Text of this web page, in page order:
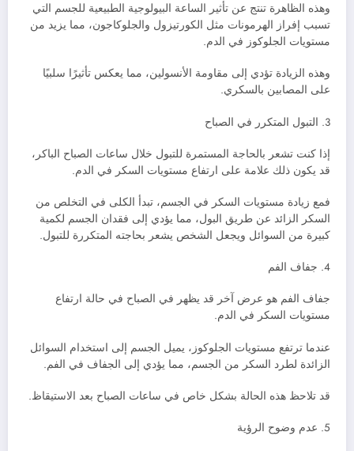
وهذه الظاهرة تنتج عن تأثير الساعة البيولوجية الطبيعية للجسم التي
تسبب إفراز الهرمونات مثل الكورتيزول والجلوكاجون، مما يزيد من
مستويات الجلوكوز في الدم.
وهذه الزيادة تؤدي إلى مقاومة الأنسولين، مما يعكس تأثيرًا سلبيًا
على المصابين بالسكري.
3. التبول المتكرر في الصباح
إذا كنت تشعر بالحاجة المستمرة للتبول خلال ساعات الصباح الباكر،
قد يكون ذلك علامة على ارتفاع مستويات السكر في الدم.
فمع زيادة مستويات السكر في الجسم، تبدأ الكلى في التخلص من
السكر الزائد عن طريق البول، مما يؤدي إلى فقدان الجسم لكمية
كبيرة من السوائل ويجعل الشخص يشعر بحاجته المتكررة للتبول.
4. جفاف الفم
جفاف الفم هو عرض آخر قد يظهر في الصباح في حالة ارتفاع
مستويات السكر في الدم.
عندما ترتفع مستويات الجلوكوز، يميل الجسم إلى استخدام السوائل
الزائدة لطرد السكر من الجسم، مما يؤدي إلى الجفاف في الفم.
قد تلاحظ هذه الحالة بشكل خاص في ساعات الصباح بعد الاستيقاظ.
5. عدم وضوح الرؤية